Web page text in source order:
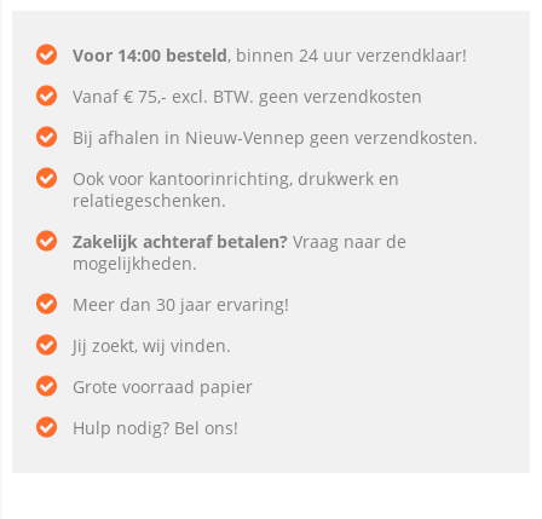
Voor 14:00 besteld, binnen 24 uur verzendklaar!
Vanaf € 75,- excl. BTW. geen verzendkosten
Bij afhalen in Nieuw-Vennep geen verzendkosten.
Ook voor kantoorinrichting, drukwerk en
relatiegeschenken.
Zakelijk achteraf betalen? Vraag naar de
mogelijkheden.
Meer dan 30 jaar ervaring!
Jij zoekt, wij vinden.
Grote voorraad papier
Hulp nodig? Bel ons!